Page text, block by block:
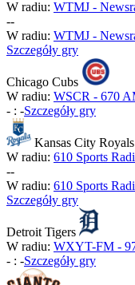
W radiu: WTMJ -
--
W radiu: WTMJ -
Szczegóły gry
Chicago Cubs
W radiu: WSCR - 670
- : -Szczegóły gry
Kansas City Royals
W radiu: 610 Sports
--
W radiu: 610 Sports
Szczegóły gry
Detroit Tigers
W radiu: WXYT-FM -
- : -Szczegóły gry